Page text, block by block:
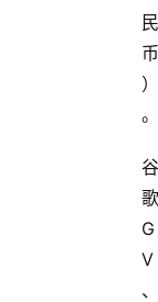
民
币
）
。
谷
歌
G
V
、